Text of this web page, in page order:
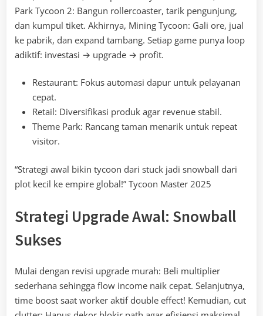
Park Tycoon 2: Bangun rollercoaster, tarik pengunjung,
dan kumpul tiket. Akhirnya, Mining Tycoon: Gali ore, jual
ke pabrik, dan expand tambang. Setiap game punya loop
adiktif: investasi → upgrade → profit.
Restaurant: Fokus automasi dapur untuk pelayanan
cepat.
Retail: Diversifikasi produk agar revenue stabil.
Theme Park: Rancang taman menarik untuk repeat
visitor.
“Strategi awal bikin tycoon dari stuck jadi snowball dari
plot kecil ke empire global!” Tycoon Master 2025
Strategi Upgrade Awal: Snowball
Sukses
Mulai dengan revisi upgrade murah: Beli multiplier
sederhana sehingga flow income naik cepat. Selanjutnya,
time boost saat worker aktif double effect! Kemudian, cut